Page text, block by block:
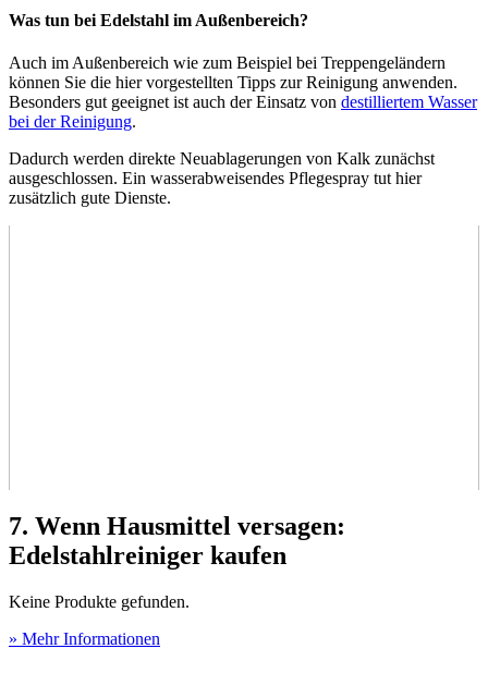
Was tun bei Edelstahl im Außenbereich?
Auch im Außenbereich wie zum Beispiel bei Treppengeländern
können Sie die hier vorgestellten Tipps zur Reinigung anwenden.
Besonders gut geeignet ist auch der Einsatz von destilliertem Wasser
bei der Reinigung.
Dadurch werden direkte Neuablagerungen von Kalk zunächst
ausgeschlossen. Ein wasserabweisendes Pflegespray tut hier
zusätzlich gute Dienste.
7. Wenn Hausmittel versagen:
Edelstahlreiniger kaufen
Keine Produkte gefunden.
» Mehr Informationen